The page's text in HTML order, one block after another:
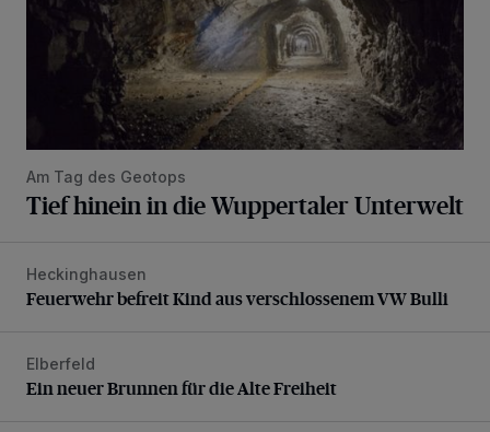
Am Tag des Geotops
Tief hinein in die Wuppertaler Unterwelt
Feuerwehr befreit Kind aus verschlossenem VW Bulli
Heckinghausen
Feuerwehr befreit Kind aus verschlossenem VW Bulli
Ein neuer Brunnen für die Alte Freiheit
Elberfeld
Ein neuer Brunnen für die Alte Freiheit